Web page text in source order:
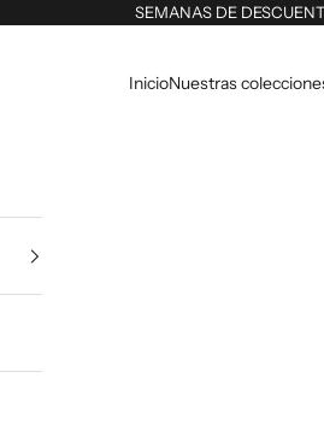
SEMANAS DE
InicioNuestras